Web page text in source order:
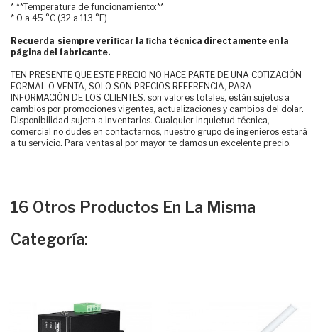
* **Temperatura de funcionamiento:**
* 0 a 45 °C (32 a 113 °F)
Recuerda siempre verificar la ficha técnica directamente en la
página del fabricante.
TEN PRESENTE QUE ESTE PRECIO NO HACE PARTE DE UNA COTIZACIÓN
FORMAL O VENTA, SOLO SON PRECIOS REFERENCIA, PARA
INFORMACIÓN DE LOS CLIENTES. son valores totales, están sujetos a
cambios por promociones vigentes, actualizaciones y cambios del dolar.
Disponibilidad sujeta a inventarios. Cualquier inquietud técnica,
comercial no dudes en contactarnos, nuestro grupo de ingenieros estará
a tu servicio. Para ventas al por mayor te damos un excelente precio.
16 Otros Productos En La Misma
Categoría: